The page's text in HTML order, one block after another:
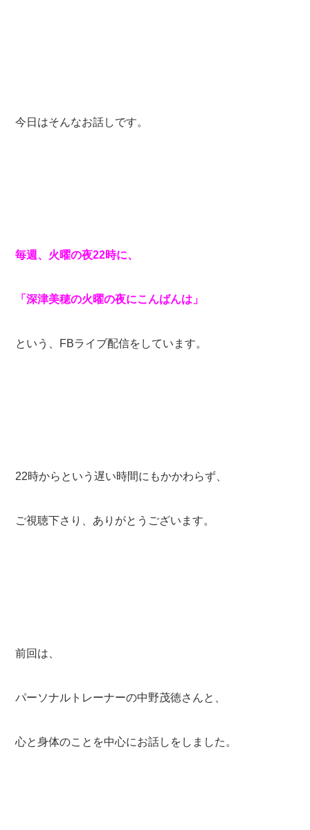
今日はそんなお話しです。
毎週、火曜の夜22時に、
「深津美穂の火曜の夜にこんばんは」
という、FBライブ配信をしています。
22時からという遅い時間にもかかわらず、
ご視聴下さり、ありがとうございます。
前回は、
パーソナルトレーナーの中野茂徳さんと、
心と身体のことを中心にお話しをしました。